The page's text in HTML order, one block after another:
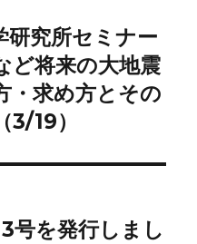
研究所セミナー
ど将来の大地震
・求め方とその
19）
号を発行しまし